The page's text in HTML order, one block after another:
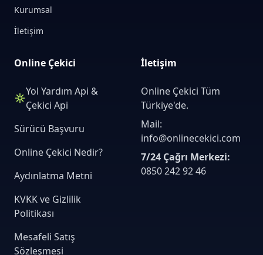
Kurumsal
İletişim
Online Çekici
Yol Yardım Api &
Çekici Api
Sürücü Başvuru
Online Çekici Nedir?
Aydınlatma Metni
KVKK ve Gizlilik
Politikası
Mesafeli Satış
Sözleşmesi
İletişim
Online Çekici Tüm
Türkiye'de.
Mail:
info@onlinecekici.com
7/24 Çağrı Merkezi:
0850 242 92 46